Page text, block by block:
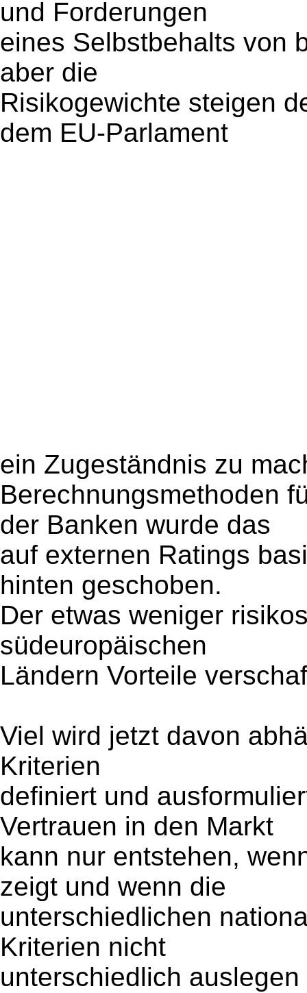
und Forderungen
eines Selbstbehalts von
aber die
Risikogewichte steigen
dem EU-Parlament
ein Zugeständnis zu
Berechnungsmethoden
der Banken wurde das
auf externen Ratings
hinten geschoben.
Der etwas weniger
südeuropäischen
Ländern Vorteile
Viel wird jetzt davon
Kriterien
definiert und
Vertrauen in den Markt
kann nur entstehen,
zeigt und wenn die
unterschiedlichen
Kriterien nicht
unterschiedlich